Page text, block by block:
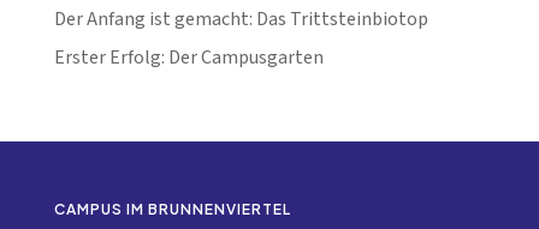
Der Anfang ist gemacht: Das Trittsteinbiotop
Erster Erfolg: Der Campusgarten
CAMPUS IM BRUNNENVIERTEL